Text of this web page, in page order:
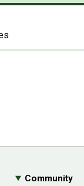
Community